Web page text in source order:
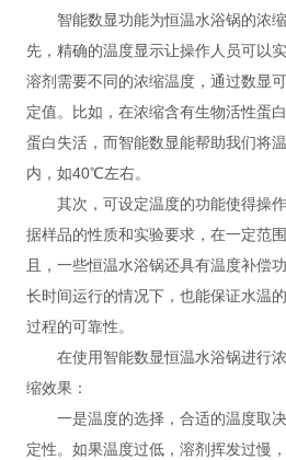
智能数显功能为恒温水浴锅的浓缩
先，精确的温度显示让操作人员可以
溶剂需要不同的浓缩温度，通过数显
定值。比如，在浓缩含有生物活性蛋
蛋白失活，而智能数显能帮助我们将
内，如40℃左右。
其次，可设定温度的功能使得操作
据样品的性质和实验要求，在一定范
且，一些恒温水浴锅还具有温度补偿
长时间运行的情况下，也能保证水温
过程的可靠性。
在使用智能数显恒温水浴锅进行浓
缩效果：
一是温度的选择，合适的温度取决
定性。如果温度过低，溶剂挥发过慢